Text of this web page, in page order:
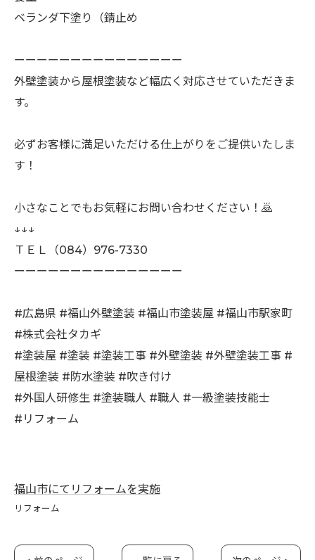
ベランダ下塗り（錆止め
ーーーーーーーーーーーーーーー
外壁塗装から屋根塗装など幅広く対応させていただきま
す。
必ずお客様に満足いただける仕上がりをご提供いたしま
す！
小さなことでもお気軽にお問い合わせください！🙇
↓↓↓
ＴＥＬ（084）976-7330
ーーーーーーーーーーーーーーー
#広島県 #福山外壁塗装 #福山市塗装屋 #福山市駅家町
#株式会社タカギ
#塗装屋 #塗装 #塗装工事 #外壁塗装 #外壁塗装工事 #
屋根塗装 #防水塗装 #吹き付け
#外国人研修生 #塗装職人 #職人 #一級塗装技能士
#リフォーム
福山市にてリフォームを実施
リフォーム